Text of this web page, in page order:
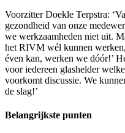
Voorzitter Doekle Terpstra:
gezondheid van onze
we werkzaamheden niet uit.
het RIVM wél kunnen
éven kan, werken we dóór!’
voor iedereen glashelder
voorkomt discussie. We
de slag!’
Belangrijkste punten